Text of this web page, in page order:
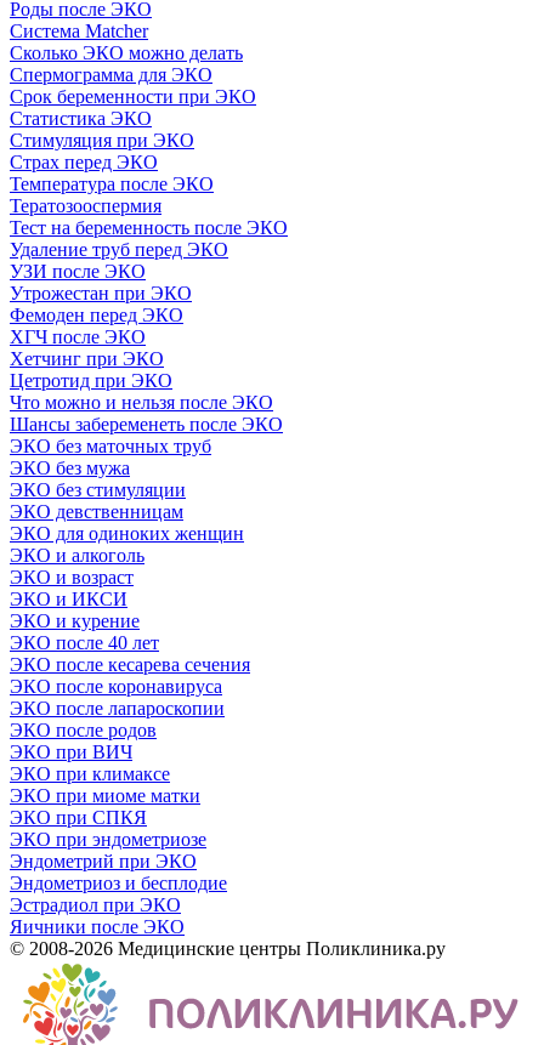
Роды после ЭКО
Система Matcher
Сколько ЭКО можно делать
Спермограмма для ЭКО
Срок беременности при ЭКО
Статистика ЭКО
Стимуляция при ЭКО
Страх перед ЭКО
Температура после ЭКО
Тератозооспермия
Тест на беременность после ЭКО
Удаление труб перед ЭКО
УЗИ после ЭКО
Утрожестан при ЭКО
Фемоден перед ЭКО
ХГЧ после ЭКО
Хетчинг при ЭКО
Цетротид при ЭКО
Что можно и нельзя после ЭКО
Шансы забеременеть после ЭКО
ЭКО без маточных труб
ЭКО без мужа
ЭКО без стимуляции
ЭКО девственницам
ЭКО для одиноких женщин
ЭКО и алкоголь
ЭКО и возраст
ЭКО и ИКСИ
ЭКО и курение
ЭКО после 40 лет
ЭКО после кесарева сечения
ЭКО после коронавируса
ЭКО после лапароскопии
ЭКО после родов
ЭКО при ВИЧ
ЭКО при климаксе
ЭКО при миоме матки
ЭКО при СПКЯ
ЭКО при эндометриозе
Эндометрий при ЭКО
Эндометриоз и бесплодие
Эстрадиол при ЭКО
Яичники после ЭКО
© 2008-2026 Медицинские центры Поликлиника.ру